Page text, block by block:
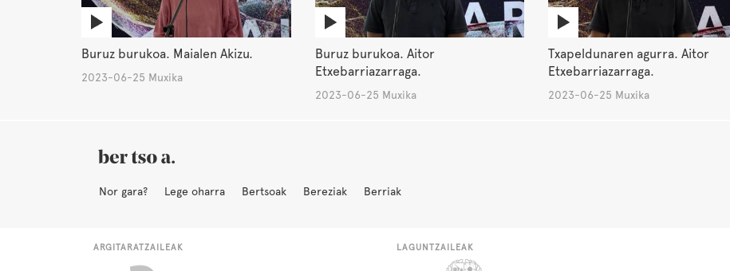
Buruz burukoa. Maialen Akizu.
2023-06-25 Muxika
Buruz burukoa. Aitor
Etxebarriazarraga.
2023-06-25 Muxika
Txapeldunaren agurra. Aitor
Etxebarriazarraga.
2023-06-25 Muxika
Nor gara? Lege oharra Bertsoak Bereziak Berriak
ARGITARATZAILEAK LAGUNTZAILEAK